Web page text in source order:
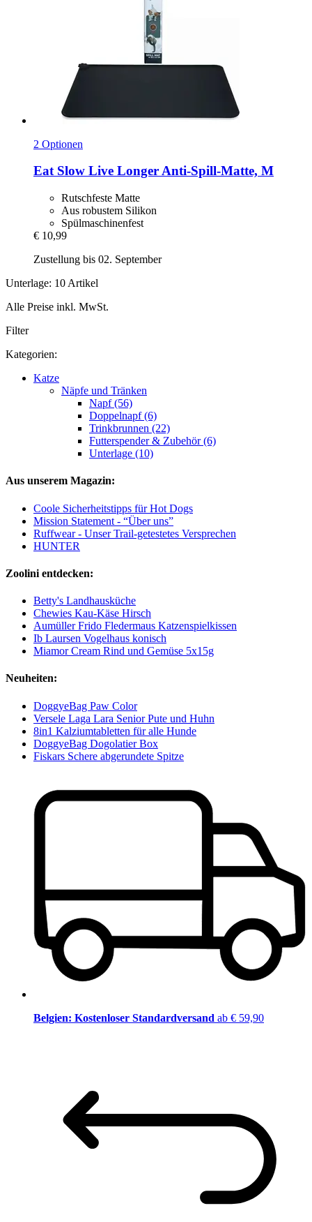
2 Optionen
Eat Slow Live Longer Anti-​Spill-​Matte, M
Rutschfeste Matte
Aus robustem Silikon
Spülmaschinenfest
€ 10,99
Zustellung bis 02. September
Unterlage: 10 Artikel
Alle Preise inkl. MwSt.
Filter
Kategorien:
Katze
Näpfe und Tränken
Napf (56)
Doppelnapf (6)
Trinkbrunnen (22)
Futterspender & Zubehör (6)
Unterlage (10)
Aus unserem Magazin:
Coole Sicherheitstipps für Hot Dogs
Mission Statement - “Über uns”
Ruffwear - Unser Trail-getestetes Versprechen
HUNTER
Zoolini entdecken:
Betty's Landhausküche
Chewies Kau-Käse Hirsch
Aumüller Frido Fledermaus Katzenspielkissen
Ib Laursen Vogelhaus konisch
Miamor Cream Rind und Gemüse 5x15g
Neuheiten:
DoggyeBag Paw Color
Versele Laga Lara Senior Pute und Huhn
8in1 Kalziumtabletten für alle Hunde
DoggyeBag Dogolatier Box
Fiskars Schere abgerundete Spitze
Belgien: Kostenloser Standardversand ab € 59,90